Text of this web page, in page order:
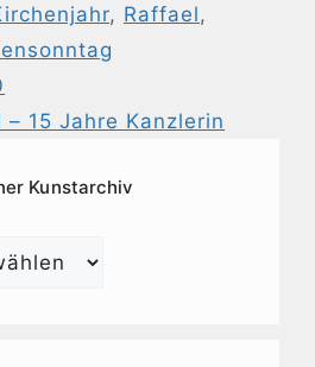
, Raffael ,
– 15 Jahre Kanzlerin
Kunstarchiv